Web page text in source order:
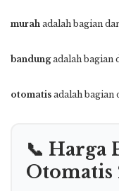
murah adalah bagian
bandungadalah bagian
otomatis adalah bagian
📞 Harga
Otomatis